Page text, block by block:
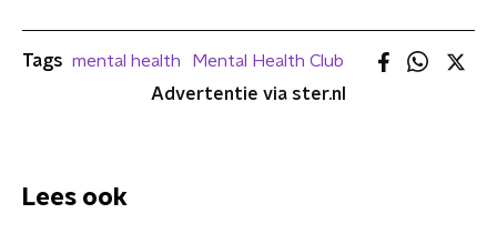
Tags mental health
Mental Health Club
Advertentie via ster.nl
Lees ook